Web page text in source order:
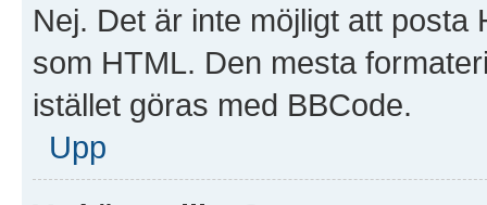
Nej. Det är inte möjligt att
som HTML. Den mesta
istället göras med BBCode.
Upp